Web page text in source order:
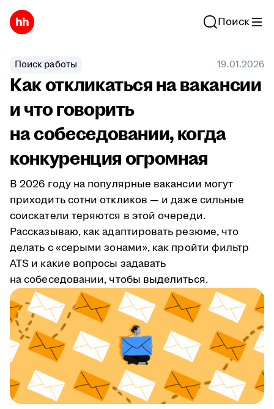
Поиск
Поиск работы 19.01.2026
Как откликаться на вакансии
и что говорить
на собеседовании, когда
конкуренция огромная
В 2026 году на популярные вакансии могут
приходить сотни откликов — и даже сильные
соискатели теряются в этой очереди.
Рассказываю, как адаптировать резюме, что
делать с «серыми зонами», как пройти фильтр
ATS и какие вопросы задавать
на собеседовании, чтобы выделиться.